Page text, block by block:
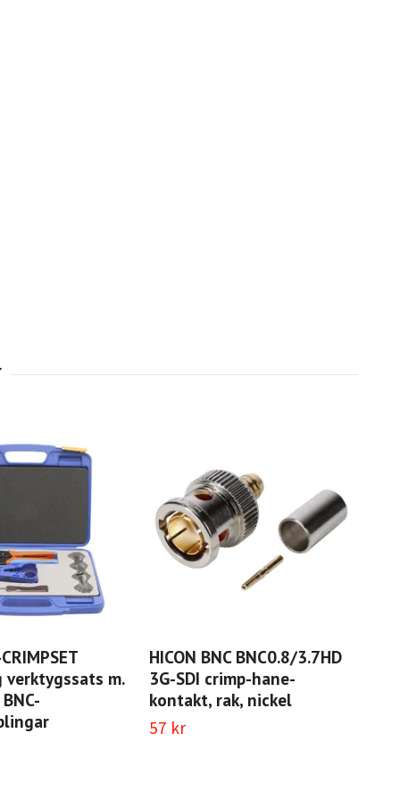
verktygssats m.
HICON BNC BNC0.8/3.7HD
3G-SDI crimp-hane-
kontakt, rak, nickel
57 kr